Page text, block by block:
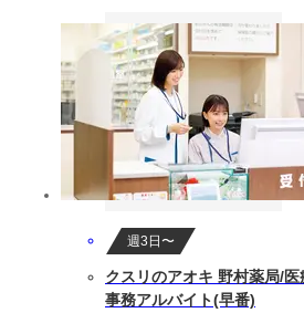
週3日〜
クスリのアオキ 野村薬局/医
事務アルバイト(早番)